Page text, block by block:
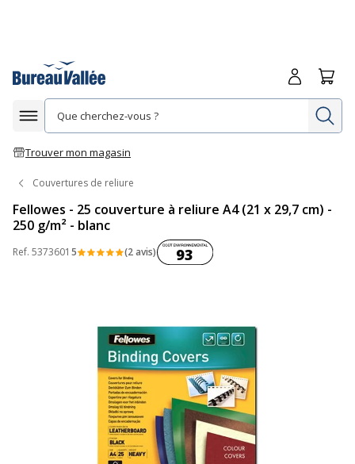
Afficher la navigation
Trouver mon magasin
Me
Couvertures de reliure
Fellowes - 25 couverture à reliure A4 (21 x 29,7 cm) -
250 g/m² - blanc
Ref. 5373601 5 (2 avis)Coût environnemental :
93